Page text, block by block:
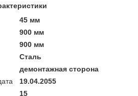
45 мм
900 мм
900 мм
Сталь
демонтажная сторона
19.04.2055
15